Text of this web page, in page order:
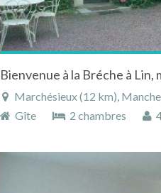
Marchésieux (12 km),
Gîte
2 chambres 4